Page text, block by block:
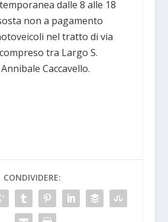
dalle 8 alle 18
non a pagamento
nel tratto di via
tra Largo S.
Caccavello.
CONDIVIDERE: